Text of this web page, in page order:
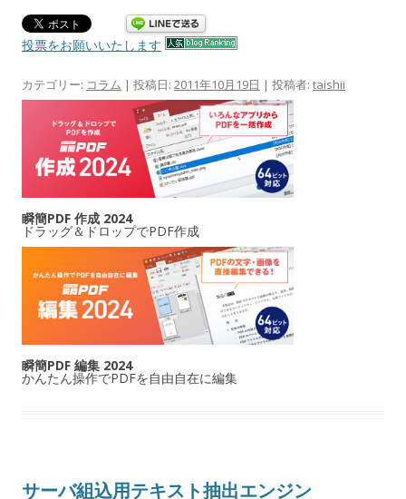
投票をお願いいたします
カテゴリー: コラム | 投稿日: 2011年10月19日 | 投稿者: taishii
瞬簡PDF 作成 2024
ドラッグ＆ドロップでPDF作成
瞬簡PDF 編集 2024
かんたん操作でPDFを自由自在に編集
サーバ組込用テキスト抽出エンジン